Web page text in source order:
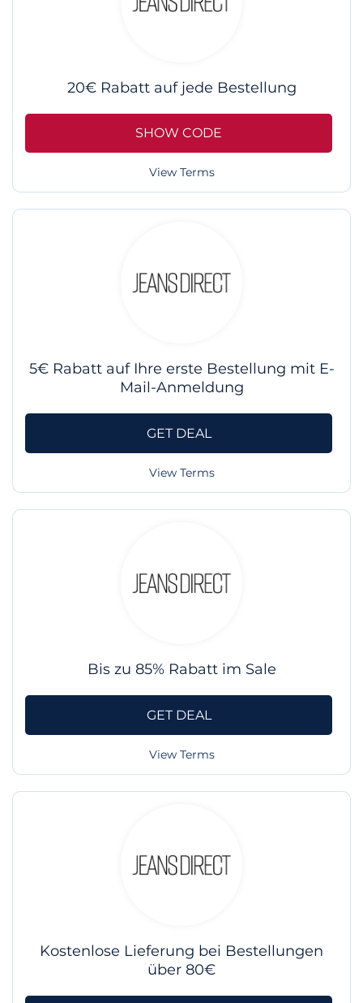
20€ Rabatt auf jede Bestellung
SHOW CODE
View Terms
5€ Rabatt auf Ihre erste Bestellung mit E-
Mail-Anmeldung
GET DEAL
View Terms
Bis zu 85% Rabatt im Sale
GET DEAL
View Terms
Kostenlose Lieferung bei Bestellungen
über 80€